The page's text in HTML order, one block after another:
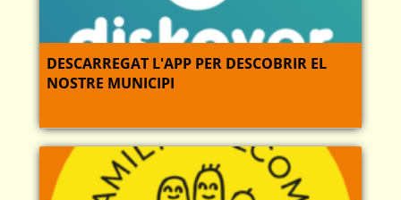
DESCARREGAT L'APP PER DESCOBRIR EL
NOSTRE MUNICIPI